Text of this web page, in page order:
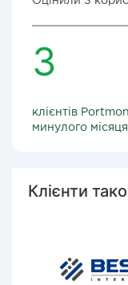
3
клієнтів
минулого місяця
Клієнти